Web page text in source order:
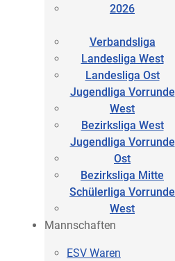
2026
Verbandsliga
Landesliga West
Landesliga Ost
Jugendliga Vorrunde
West
Bezirksliga West
Jugendliga Vorrunde
Ost
Bezirksliga Mitte
Schülerliga Vorrunde
West
Mannschaften
ESV Waren